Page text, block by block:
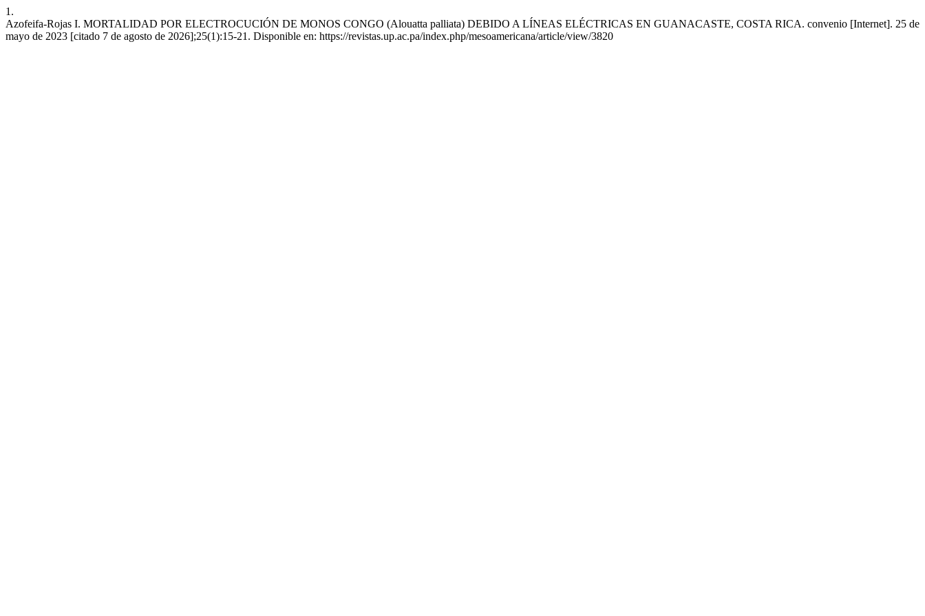
1.
Azofeifa-Rojas I. MORTALIDAD POR ELECTROCUCIÓN DE MONOS CONGO (Alouatta palliata) DEBIDO A LÍNEAS ELÉCTRICAS EN GUANACASTE, COSTA RICA. convenio [Internet]. 25 de
mayo de 2023 [citado 7 de agosto de 2026];25(1):15-21. Disponible en: https://revistas.up.ac.pa/index.php/mesoamericana/article/view/3820